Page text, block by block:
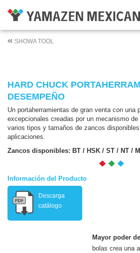
SHOWA TOOL
HARD CHUCK
DESEMPEÑO
Un portaherramientas de gran venta con una
excepcionales creadas por un mecanismo
varios tipos y tamaños de zancos
aplicaciones.
Zancos disponibles: BT / HSK / ST / NT /
Información del Producto
Descarga
catálogo
Mayor poder
bolas crea una